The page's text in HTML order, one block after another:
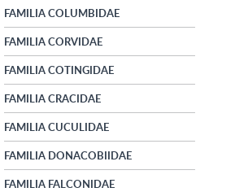
FAMILIA COLUMBIDAE
FAMILIA CORVIDAE
FAMILIA COTINGIDAE
FAMILIA CRACIDAE
FAMILIA CUCULIDAE
FAMILIA DONACOBIIDAE
FAMILIA FALCONIDAE